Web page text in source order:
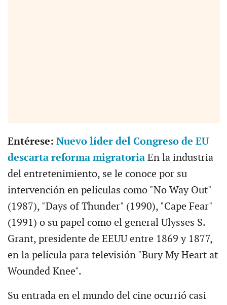
Entérese: Nuevo líder del Congreso de EU
descarta reforma migratoriaEn la industria
del entretenimiento, se le conoce por su
intervención en películas como "No Way Out"
(1987), "Days of Thunder" (1990), "Cape Fear"
(1991) o su papel como el general Ulysses S.
Grant, presidente de EEUU entre 1869 y 1877,
en la película para televisión "Bury My Heart at
Wounded Knee".
Su entrada en el mundo del cine ocurrió casi